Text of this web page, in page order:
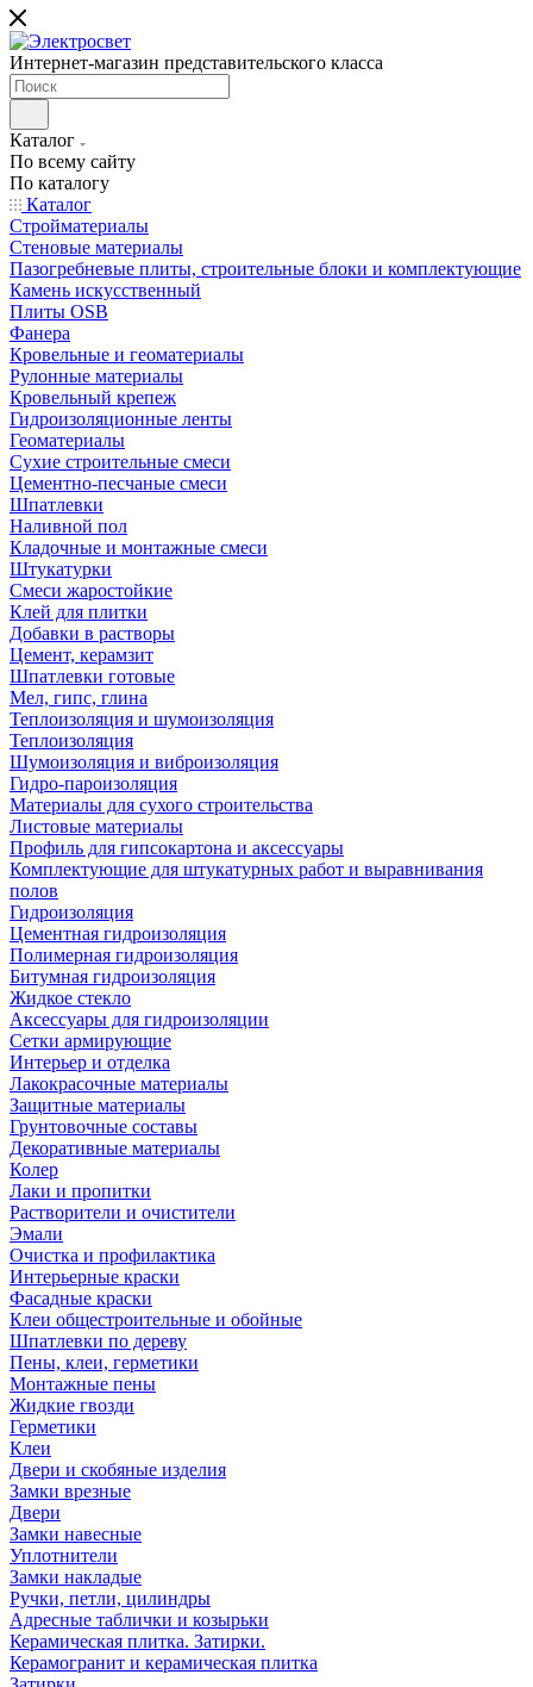
Интернет-магазин представительского класса
Каталог
По всему сайту
По каталогу
Каталог
Стройматериалы
Стеновые материалы
Пазогребневые плиты, строительные блоки и комплектующие
Камень искусственный
Плиты OSB
Фанера
Кровельные и геоматериалы
Рулонные материалы
Кровельный крепеж
Гидроизоляционные ленты
Геоматериалы
Сухие строительные смеси
Цементно-песчаные смеси
Шпатлевки
Наливной пол
Кладочные и монтажные смеси
Штукатурки
Смеси жаростойкие
Клей для плитки
Добавки в растворы
Цемент, керамзит
Шпатлевки готовые
Мел, гипс, глина
Теплоизоляция и шумоизоляция
Теплоизоляция
Шумоизоляция и виброизоляция
Гидро-пароизоляция
Материалы для сухого строительства
Листовые материалы
Профиль для гипсокартона и аксессуары
Комплектующие для штукатурных работ и выравнивания
полов
Гидроизоляция
Цементная гидроизоляция
Полимерная гидроизоляция
Битумная гидроизоляция
Жидкое стекло
Аксессуары для гидроизоляции
Сетки армирующие
Интерьер и отделка
Лакокрасочные материалы
Защитные материалы
Грунтовочные составы
Декоративные материалы
Колер
Лаки и пропитки
Растворители и очистители
Эмали
Очистка и профилактика
Интерьерные краски
Фасадные краски
Клеи общестроительные и обойные
Шпатлевки по дереву
Пены, клеи, герметики
Монтажные пены
Жидкие гвозди
Герметики
Клеи
Двери и скобяные изделия
Замки врезные
Двери
Замки навесные
Уплотнители
Замки накладые
Ручки, петли, цилиндры
Адресные таблички и козырьки
Керамическая плитка. Затирки.
Керамогранит и керамическая плитка